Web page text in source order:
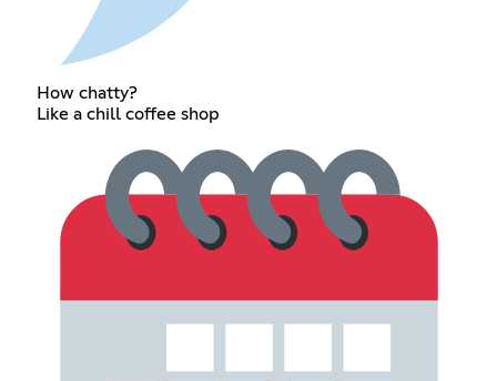
How chatty?
Like a chill coffee shop